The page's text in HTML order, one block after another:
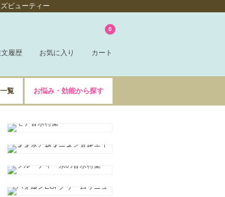
ビューティー
履歴 お気に入り カート
0
覧 お悩み・効能から探す